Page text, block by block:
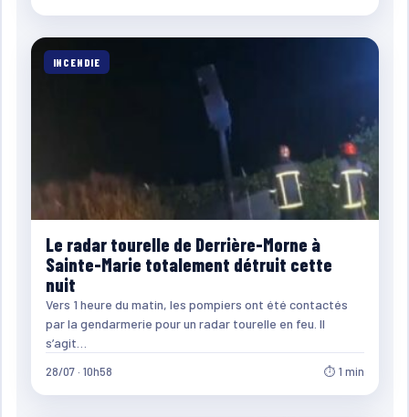
INCENDIE
Le radar tourelle de Derrière-Morne à
Sainte-Marie totalement détruit cette
nuit
Vers 1 heure du matin, les pompiers ont été contactés
par la gendarmerie pour un radar tourelle en feu. Il
s’agit…
28/07 · 10h58 ⏱ 1 min